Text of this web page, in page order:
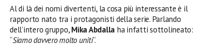
Al di là dei nomi divertenti, la cosa più interessante è il
rapporto nato tra i protagonisti della serie. Parlando
dell’intero gruppo,Mika Abdalla ha infatti sottolineato:
“Siamo davvero molto uniti“.